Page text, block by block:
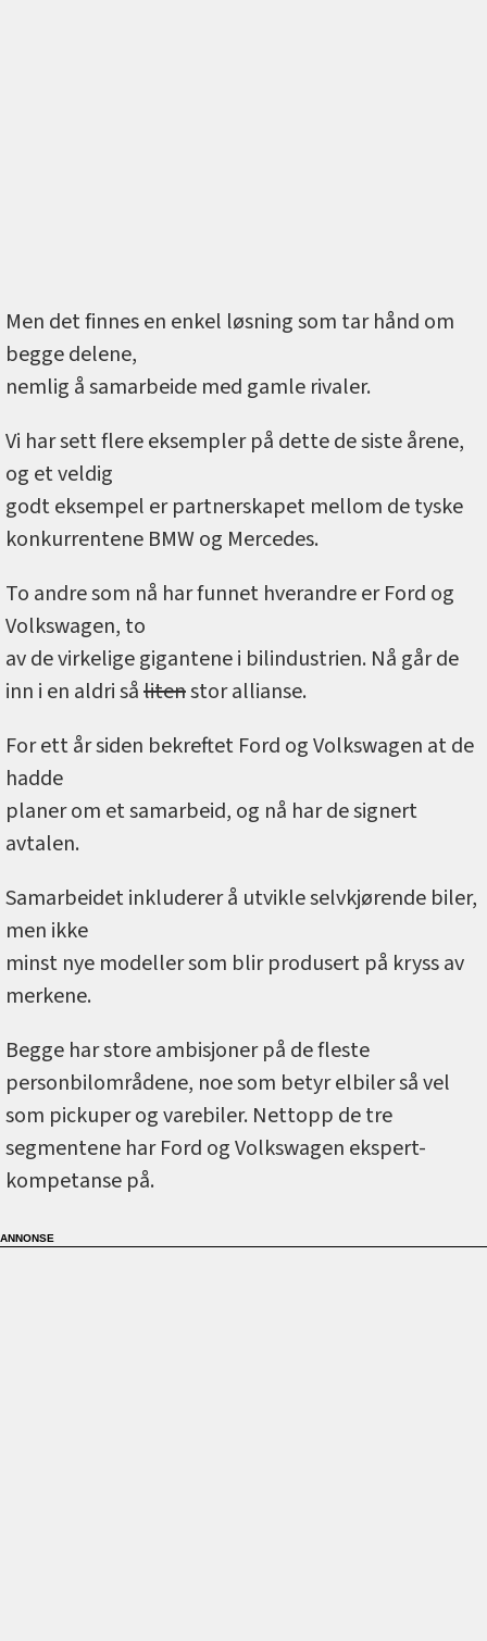
Men det finnes en enkel løsning som tar hånd om
begge delene,
nemlig å samarbeide med gamle rivaler.
Vi har sett flere eksempler på dette de siste årene,
og et veldig
godt eksempel er partnerskapet mellom de tyske
konkurrentene BMW og Mercedes.
To andre som nå har funnet hverandre er Ford og
Volkswagen, to
av de virkelige gigantene i bilindustrien. Nå går de
inn i en aldri sålitenstor allianse.
For ett år siden bekreftet Ford og Volkswagen at de
hadde
planer om et samarbeid, og nå har de signert
avtalen.
Samarbeidet inkluderer å utvikle selvkjørende biler,
men ikke
minst nye modeller som blir produsert på kryss av
merkene.
Begge har store ambisjoner på de fleste
personbilområdene, noe som betyr elbiler så vel
som pickuper og varebiler. Nettopp de tre
segmentene har Ford og Volkswagen ekspert-
kompetanse på.